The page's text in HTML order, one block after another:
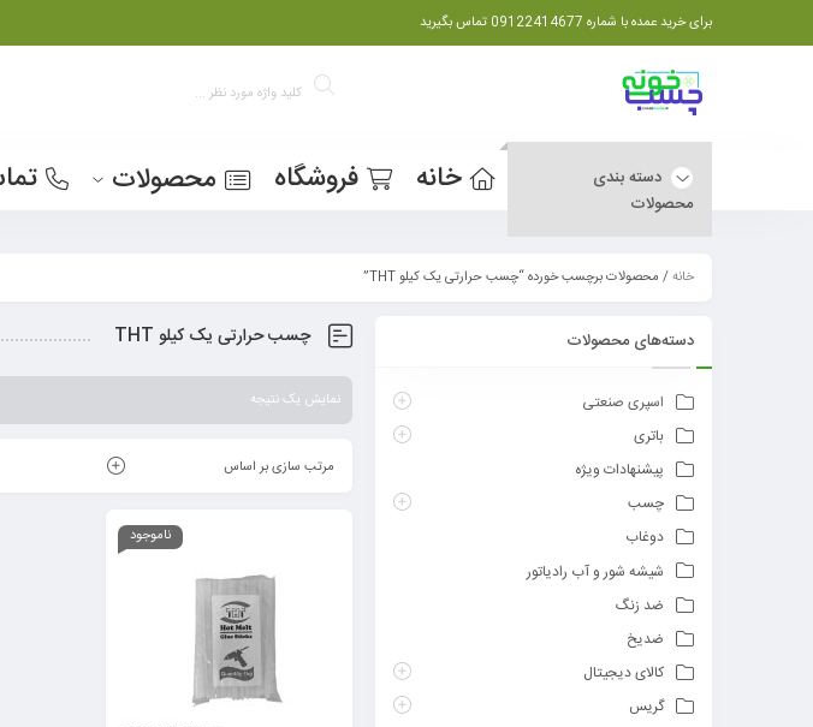
برای خرید عمده با شماره 09122414677 تماس بگیرید
دسته بندی
محصولات
خانه فروشگاه محصولات
خانه/ محصولات برچسب خورده “چسب حرارتی یک کیلو THT”
چسب حرارتی یک کیلو THT
نمایش یک نتیجه
مرتب سازی بر اساس
ناموجود
دسته‌های محصولات
اسپری صنعتی
باتری
پیشنهادات ویژه
چسب
دوغاب
شیشه شور و آب رادیاتور
ضد زنگ
ضدیخ
کالای دیجیتال
گریس